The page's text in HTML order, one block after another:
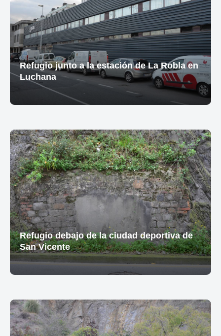
Refugio junto a la estación de La Robla en
Luchana
Refugio debajo de la ciudad deportiva de
San Vicente